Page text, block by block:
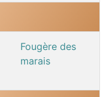
Fougère des
marais